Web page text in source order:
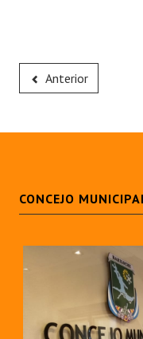
Anterior
CONCEJO